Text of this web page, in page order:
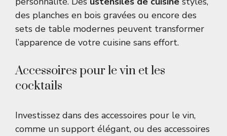
des planches en bois gravées ou encore des
sets de table modernes peuvent transformer
l’apparence de votre cuisine sans effort.
Accessoires pour le vin et les
cocktails
Investissez dans des accessoires pour le vin,
comme un support élégant, ou des accessoires